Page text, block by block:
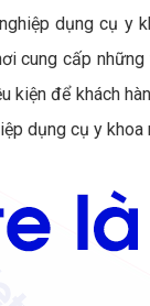
dụng cụ y
cung cấp
để khách
dụng cụ y